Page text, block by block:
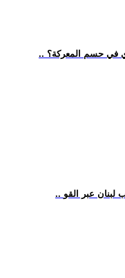
في حسم المعركة؟
لبنان عبر القو